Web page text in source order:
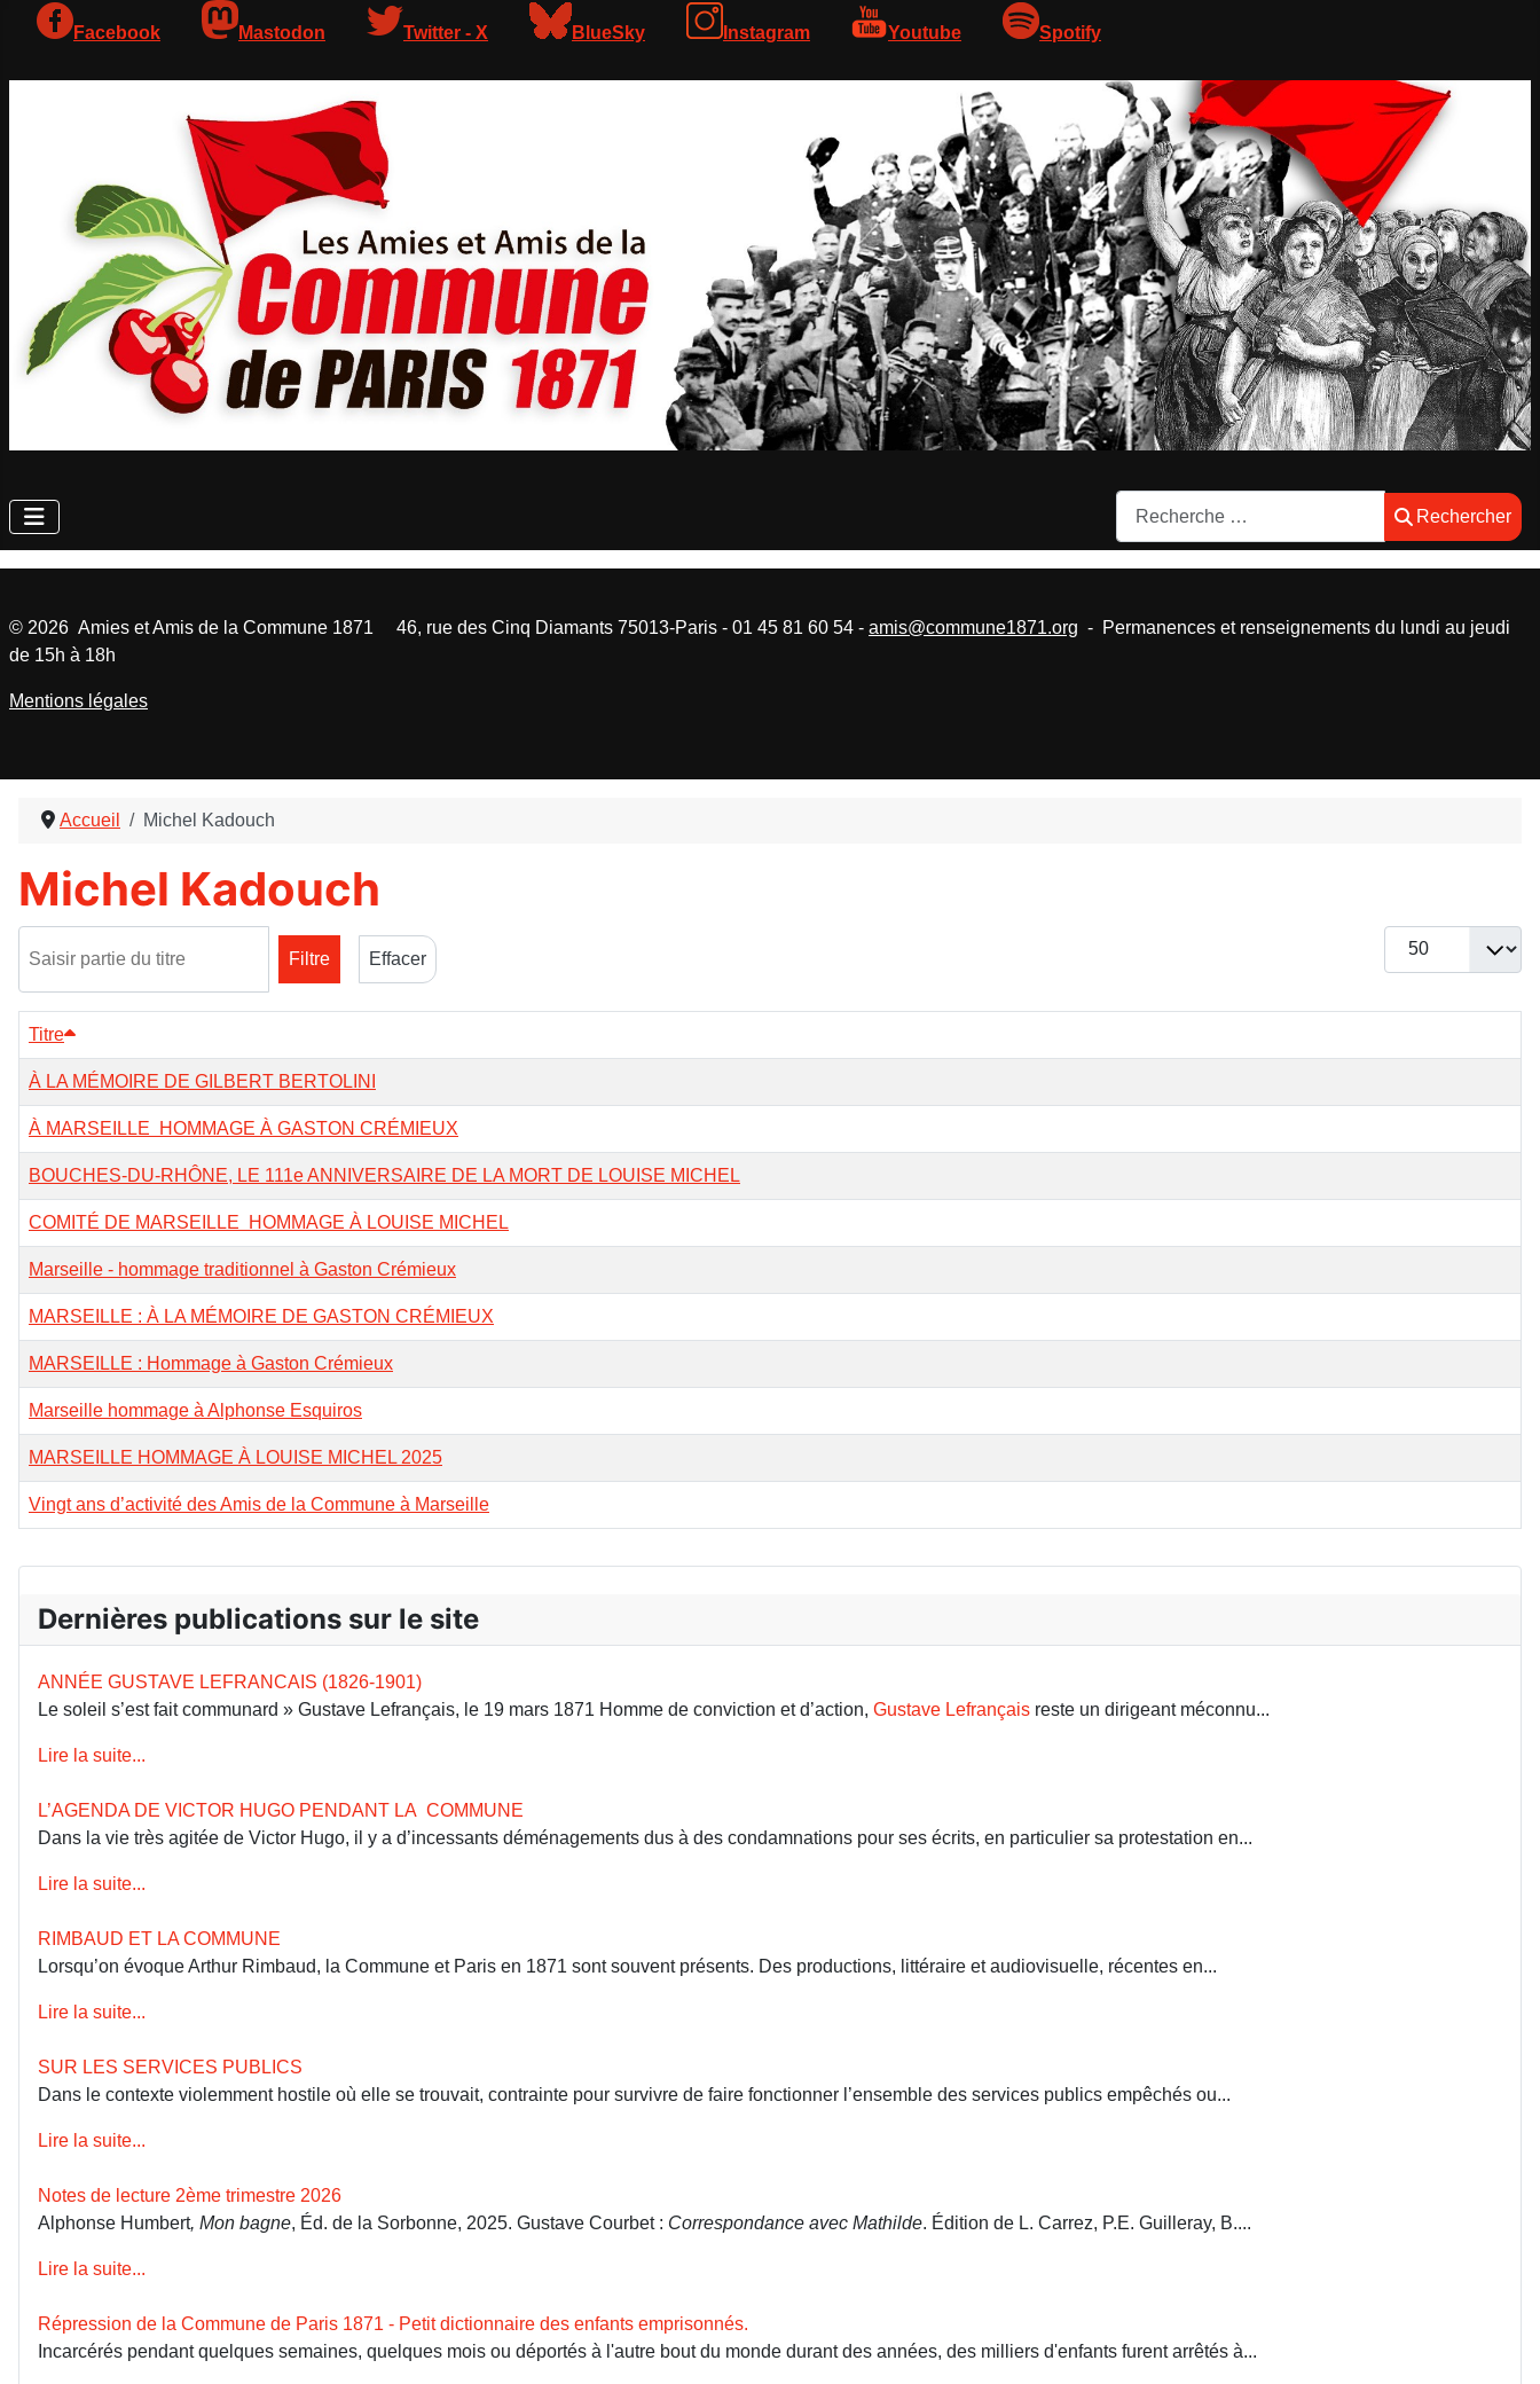
Facebook Mastodon Twitter - X BlueSky Instagram Youtube Spotify
Rechercher
Rechercher
Accueil Michel Kadouch
Michel Kadouch
Filtre
Effacer
Afficher #
Titre
À LA MÉMOIRE DE GILBERT BERTOLINI
À MARSEILLE HOMMAGE À GASTON CRÉMIEUX
BOUCHES-DU-RHÔNE, LE 111e ANNIVERSAIRE DE LA MORT DE LOUISE MICHEL
COMITÉ DE MARSEILLE HOMMAGE À LOUISE MICHEL
Marseille - hommage traditionnel à Gaston Crémieux
MARSEILLE : À LA MÉMOIRE DE GASTON CRÉMIEUX
MARSEILLE : Hommage à Gaston Crémieux
Marseille hommage à Alphonse Esquiros
MARSEILLE HOMMAGE À LOUISE MICHEL 2025
Vingt ans d’activité des Amis de la Commune à Marseille
Dernières publications sur le site
ANNÉE GUSTAVE LEFRANCAIS (1826-1901)
Le soleil s’est fait communard » Gustave Lefrançais, le 19 mars 1871 Homme de conviction et d’action, Gustave Lefrançais reste un dirigeant méconnu...
Lire la suite...
L’AGENDA DE VICTOR HUGO PENDANT LA COMMUNE
Dans la vie très agitée de Victor Hugo, il y a d’incessants déménagements dus à des condamnations pour ses écrits, en particulier sa protestation en...
Lire la suite...
RIMBAUD ET LA COMMUNE
Lorsqu’on évoque Arthur Rimbaud, la Commune et Paris en 1871 sont souvent présents. Des productions, littéraire et audiovisuelle, récentes en...
Lire la suite...
SUR LES SERVICES PUBLICS
Dans le contexte violemment hostile où elle se trouvait, contrainte pour survivre de faire fonctionner l’ensemble des services publics empêchés ou...
Lire la suite...
Notes de lecture 2ème trimestre 2026
Alphonse Humbert, Mon bagne, Éd. de la Sorbonne, 2025. Gustave Courbet : Correspondance avec Mathilde. Édition de L. Carrez, P.E. Guilleray, B....
Lire la suite...
Répression de la Commune de Paris 1871 - Petit dictionnaire des enfants emprisonnés.
Incarcérés pendant quelques semaines, quelques mois ou déportés à l'autre bout du monde durant des années, des milliers d'enfants furent arrêtés à...
© 2026 Amies et Amis de la Commune 1871 46, rue des Cinq Diamants 75013-Paris - 01 45 81 60 54 - amis@commune1871.org - Permanences et renseignements du lundi au jeudi
de 15h à 18h
Mentions légales